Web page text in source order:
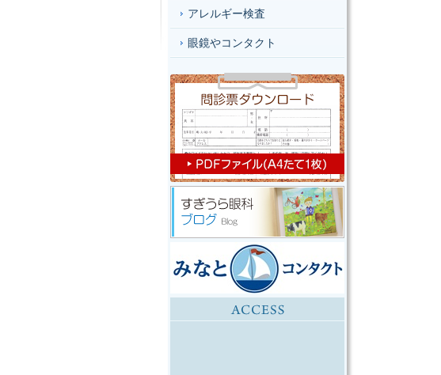
アレルギー検査
眼鏡やコンタクト